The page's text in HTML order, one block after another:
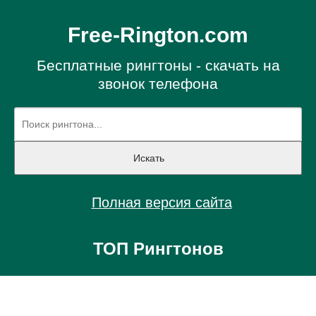
Free-Rington.com
Бесплатные рингтоны - скачать на
звонок телефона
Полная версия сайта
ТОП Рингтонов